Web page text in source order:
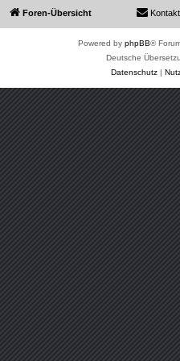
Foren-Übersicht Kontakt
Powered by phpBB®
Deutsche
Datenschutz|